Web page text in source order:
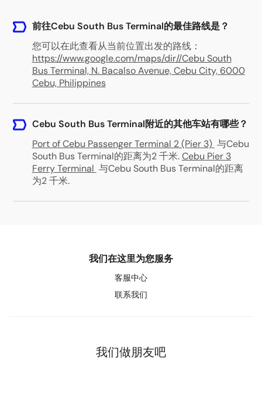
前往Cebu South Bus Terminal的最佳路线是？
您可以在此查看从当前位置出发的路线：
https://www.google.com/maps/dir//Cebu South
Bus Terminal, N. Bacalso Avenue, Cebu City, 6000
Cebu, Philippines
Cebu South Bus Terminal附近的其他车站有哪些？
Port of Cebu Passenger Terminal 2 (Pier 3) 与Cebu
South Bus Terminal的距离为2 千米.Cebu Pier 3
Ferry Terminal 与Cebu South Bus Terminal的距离
为2 千米.
我们在这里为您服务
客服中心
联系我们
我们做朋友吧